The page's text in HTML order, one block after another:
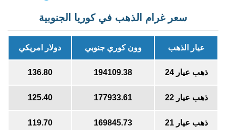
سعر غرام الذهب في كوريا الجنوبية
عيار الذهب وون كوري جنوبي دولار امريكي
ذهب عيار 24 194109.38
136.80
ذهب عيار 22 177933.61
125.40
ذهب عيار 21 169845.73
119.70